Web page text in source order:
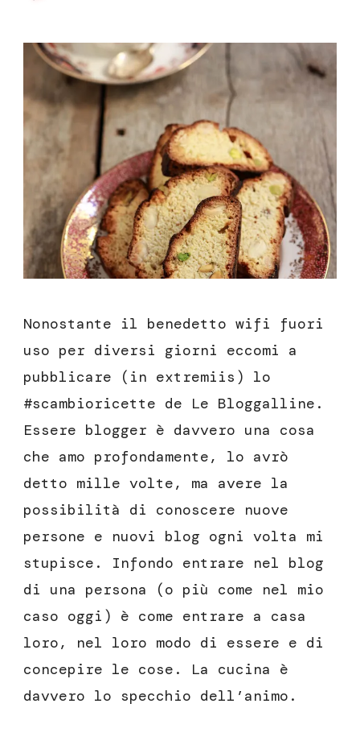
pistacchi
Nonostante il benedetto wifi fuori
uso per diversi giorni eccomi a
pubblicare (in extremiis) lo
#scambioricette de Le Bloggalline.
Essere blogger è davvero una cosa
che amo profondamente, lo avrò
detto mille volte, ma avere la
possibilità di conoscere nuove
persone e nuovi blog ogni volta mi
stupisce. Infondo entrare nel blog
di una persona (o più come nel mio
caso oggi) è come entrare a casa
loro, nel loro modo di essere e di
concepire le cose. La cucina è
davvero lo specchio dell’animo.